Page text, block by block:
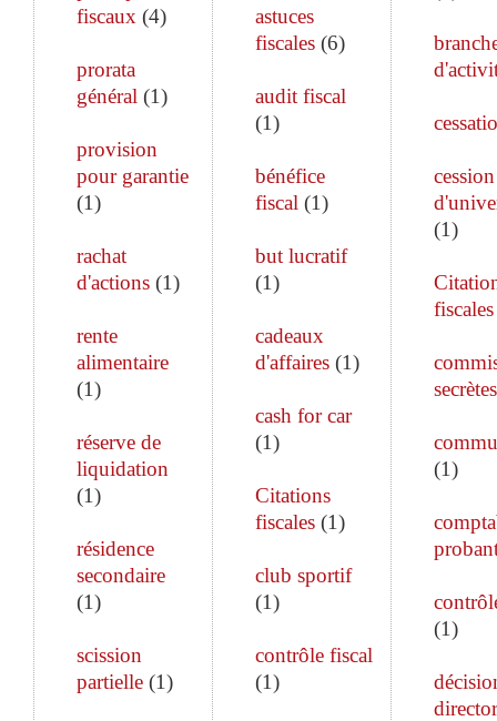
fiscaux (4)
prorata
général (1)
provision
pour garantie
(1)
rachat
d'actions (1)
rente
alimentaire
(1)
réserve de
liquidation
(1)
résidence
secondaire
(1)
scission
partielle (1)
astuces
fiscales(6)
audit fiscal
(1)
bénéfice
fiscal (1)
but lucratif
(1)
cadeaux
d'affaires(1)
cash for car
(1)
Citations
fiscales(1)
club sportif
(1)
contrôle fiscal
(1)
cession
(1)
fiscales
secrètes
(1)
(1)